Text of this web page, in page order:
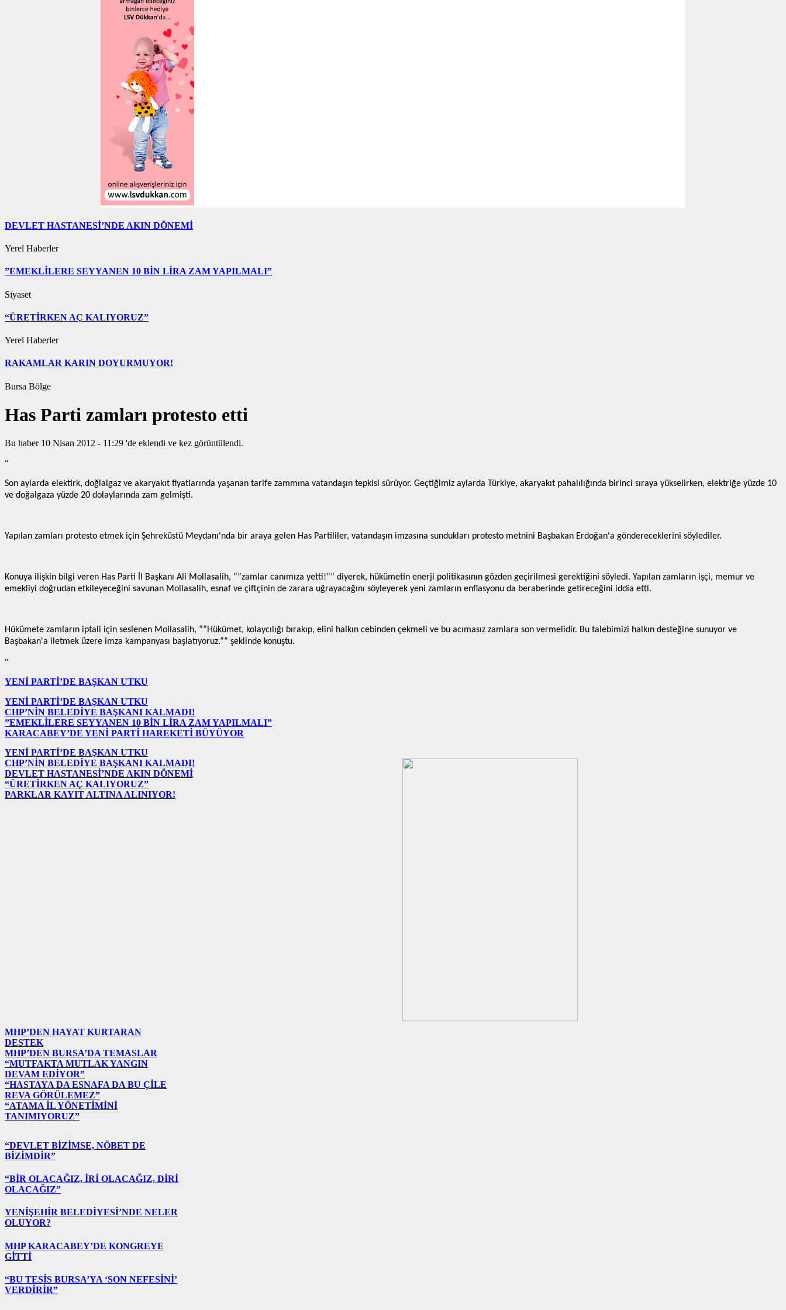
DEVLET HASTANESİ’NDE AKIN DÖNEMİ
Yerel Haberler
”EMEKLİLERE SEYYANEN 10 BİN LİRA ZAM YAPILMALI”
Siyaset
“ÜRETİRKEN AÇ KALIYORUZ”
Yerel Haberler
RAKAMLAR KARIN DOYURMUYOR!
Bursa Bölge
Has Parti zamları protesto etti
Bu haber 10 Nisan 2012 - 11:29 'de eklendi ve kez görüntülendi.
“
Son aylarda elektirk, doğlalgaz ve akaryakıt fiyatlarında yaşanan tarife zammına vatandaşın tepkisi sürüyor. Geçtiğimiz aylarda Türkiye, akaryakıt pahalılığında birinci sıraya yükselirken, elektriğe yüzde 10
ve doğalgaza yüzde 20 dolaylarında zam gelmişti.
Yapılan zamları protesto etmek için Şehreküstü Meydanı'nda bir araya gelen Has Partililer, vatandaşın imzasına sundukları protesto metnini Başbakan Erdoğan'a göndereceklerini söylediler.
Konuya ilişkin bilgi veren Has Parti İl Başkanı Ali Mollasalih, “”zamlar canımıza yetti!”” diyerek, hükümetin enerji politikasının gözden geçirilmesi gerektiğini söyledi. Yapılan zamların işçi, memur ve
emekliyi doğrudan etkileyeceğini savunan Mollasalih, esnaf ve çiftçinin de zarara uğrayacağını söyleyerek yeni zamların enflasyonu da beraberinde getireceğini iddia etti.
Hükümete zamların iptali için seslenen Mollasalih, “”Hükümet, kolaycılığı bırakıp, elini halkın cebinden çekmeli ve bu acımasız zamlara son vermelidir. Bu talebimizi halkın desteğine sunuyor ve
Başbakan'a iletmek üzere imza kampanyası başlatıyoruz.”” şeklinde konuştu.
“
YENİ PARTİ’DE BAŞKAN UTKU
YENİ PARTİ’DE BAŞKAN UTKU
CHP’NİN BELEDİYE BAŞKANI KALMADI!
”EMEKLİLERE SEYYANEN 10 BİN LİRA ZAM YAPILMALI”
KARACABEY’DE YENİ PARTİ HAREKETİ BÜYÜYOR
YENİ PARTİ’DE BAŞKAN UTKU
CHP’NİN BELEDİYE BAŞKANI KALMADI!
DEVLET HASTANESİ’NDE AKIN DÖNEMİ
“ÜRETİRKEN AÇ KALIYORUZ”
PARKLAR KAYIT ALTINA ALINIYOR!
MHP’DEN HAYAT KURTARAN
DESTEK
MHP’DEN BURSA’DA TEMASLAR
“MUTFAKTA MUTLAK YANGIN
DEVAM EDİYOR”
“HASTAYA DA ESNAFA DA BU ÇİLE
REVA GÖRÜLEMEZ”
“ATAMA İL YÖNETİMİNİ
TANIMIYORUZ”
“DEVLET BİZİMSE, NÖBET DE
BİZİMDİR”
“BİR OLACAĞIZ, İRİ OLACAĞIZ, DİRİ
OLACAĞIZ”
YENİŞEHİR BELEDİYESİ’NDE NELER
OLUYOR?
MHP KARACABEY’DE KONGREYE
GİTTİ
“BU TESİS BURSA’YA ‘SON NEFESİNİ’
VERDİRİR”